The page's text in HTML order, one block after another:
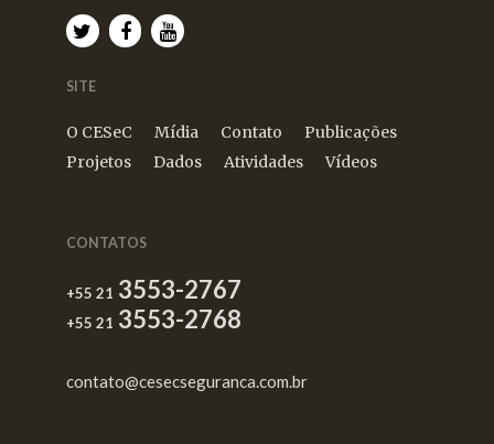
SITE
O CESeC Mídia Contato
Publicações
Projetos
Dados Atividades Vídeos
CONTATOS
+55 21 3553-2767
+55 21 3553-2768
contato@cesecseguranca.com.br